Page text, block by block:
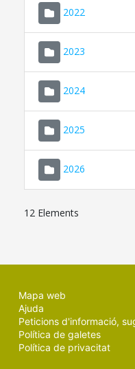
2022
2023
2024
2025
2026
12 Elements
Mapa web
Ajuda
Peticions d'informació,
Política de galetes
Política de privacitat